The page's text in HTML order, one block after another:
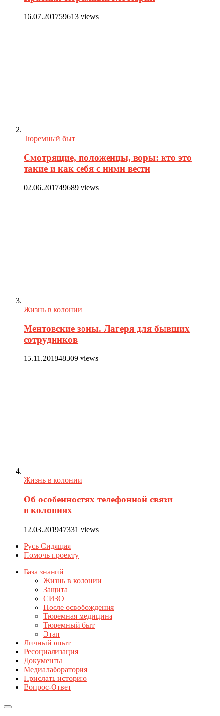
16.07.201759613 views
Тюремный быт
Смотрящие, положенцы, воры: кто это
такие и как себя с ними вести
02.06.201749689 views
Жизнь в колонии
Ментовские зоны. Лагеря для бывших
сотрудников
15.11.201848309 views
Жизнь в колонии
Об особенностях телефонной связи
в колониях
12.03.201947331 views
Русь Сидящая
Помочь проекту
База знаний
Жизнь в колонии
Защита
СИЗО
После освобождения
Тюремная медицина
Тюремный быт
Этап
Личный опыт
Ресоциализация
Документы
Медиалаборатория
Прислать историю
Вопрос-Ответ